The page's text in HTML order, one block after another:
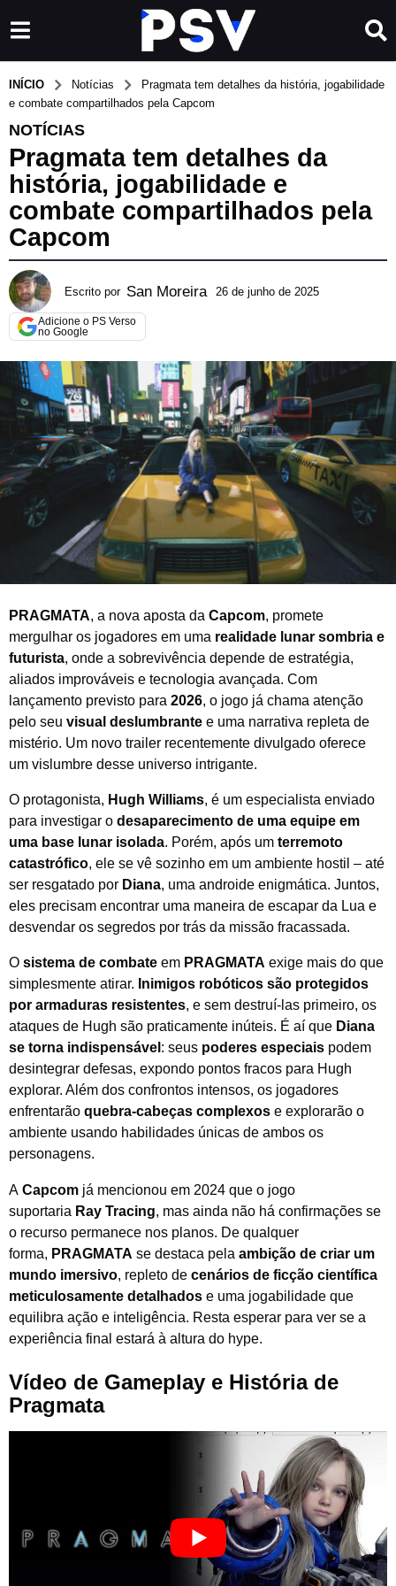
INÍCIO Notícias
Pragmata tem detalhes da história, jogabilidade
e combate compartilhados pela Capcom
NOTÍCIAS
Pragmata tem detalhes da
história, jogabilidade e
combate compartilhados pela
Capcom
Escrito por San Moreira 26 de junho de 2025
j
u
h
d
e
2
0
Adicione o PS Verso
no Google
PRAGMATA, a nova aposta da Capcom, promete
mergulhar os jogadores em uma realidade lunar sombria e
futurista, onde a sobrevivência depende de estratégia,
aliados improváveis e tecnologia avançada. Com
lançamento previsto para 2026, o jogo já chama atenção
pelo seu visual deslumbrante e uma narrativa repleta de
mistério. Um novo trailer recentemente divulgado oferece
um vislumbre desse universo intrigante.
O protagonista, Hugh Williams, é um especialista enviado
para investigar o desaparecimento de uma equipe em
uma base lunar isolada. Porém, após um terremoto
catastrófico, ele se vê sozinho em um ambiente hostil – até
ser resgatado por Diana, uma androide enigmática. Juntos,
eles precisam encontrar uma maneira de escapar da Lua e
desvendar os segredos por trás da missão fracassada.
O sistema de combate em PRAGMATA exige mais do que
simplesmente atirar. Inimigos robóticos são protegidos
por armaduras resistentes, e sem destruí-las primeiro, os
ataques de Hugh são praticamente inúteis. É aí que Diana
se torna indispensável : seus poderes especiais podem
desintegrar defesas, expondo pontos fracos para Hugh
explorar. Além dos confrontos intensos, os jogadores
enfrentarão quebra-cabeças complexos e explorarão o
ambiente usando habilidades únicas de ambos os
personagens.
A Capcom já mencionou em 2024 que o jogo
suportaria Ray Tracing, mas ainda não há confirmações se
o recurso permanece nos planos. De qualquer
forma, PRAGMATA se destaca pela ambição de criar um
mundo imersivo, repleto de cenários de ficção científica
meticulosamente detalhados e uma jogabilidade que
equilibra ação e inteligência. Resta esperar para ver se a
experiência final estará à altura do hype.
Vídeo de Gameplay e História de
Pragmata